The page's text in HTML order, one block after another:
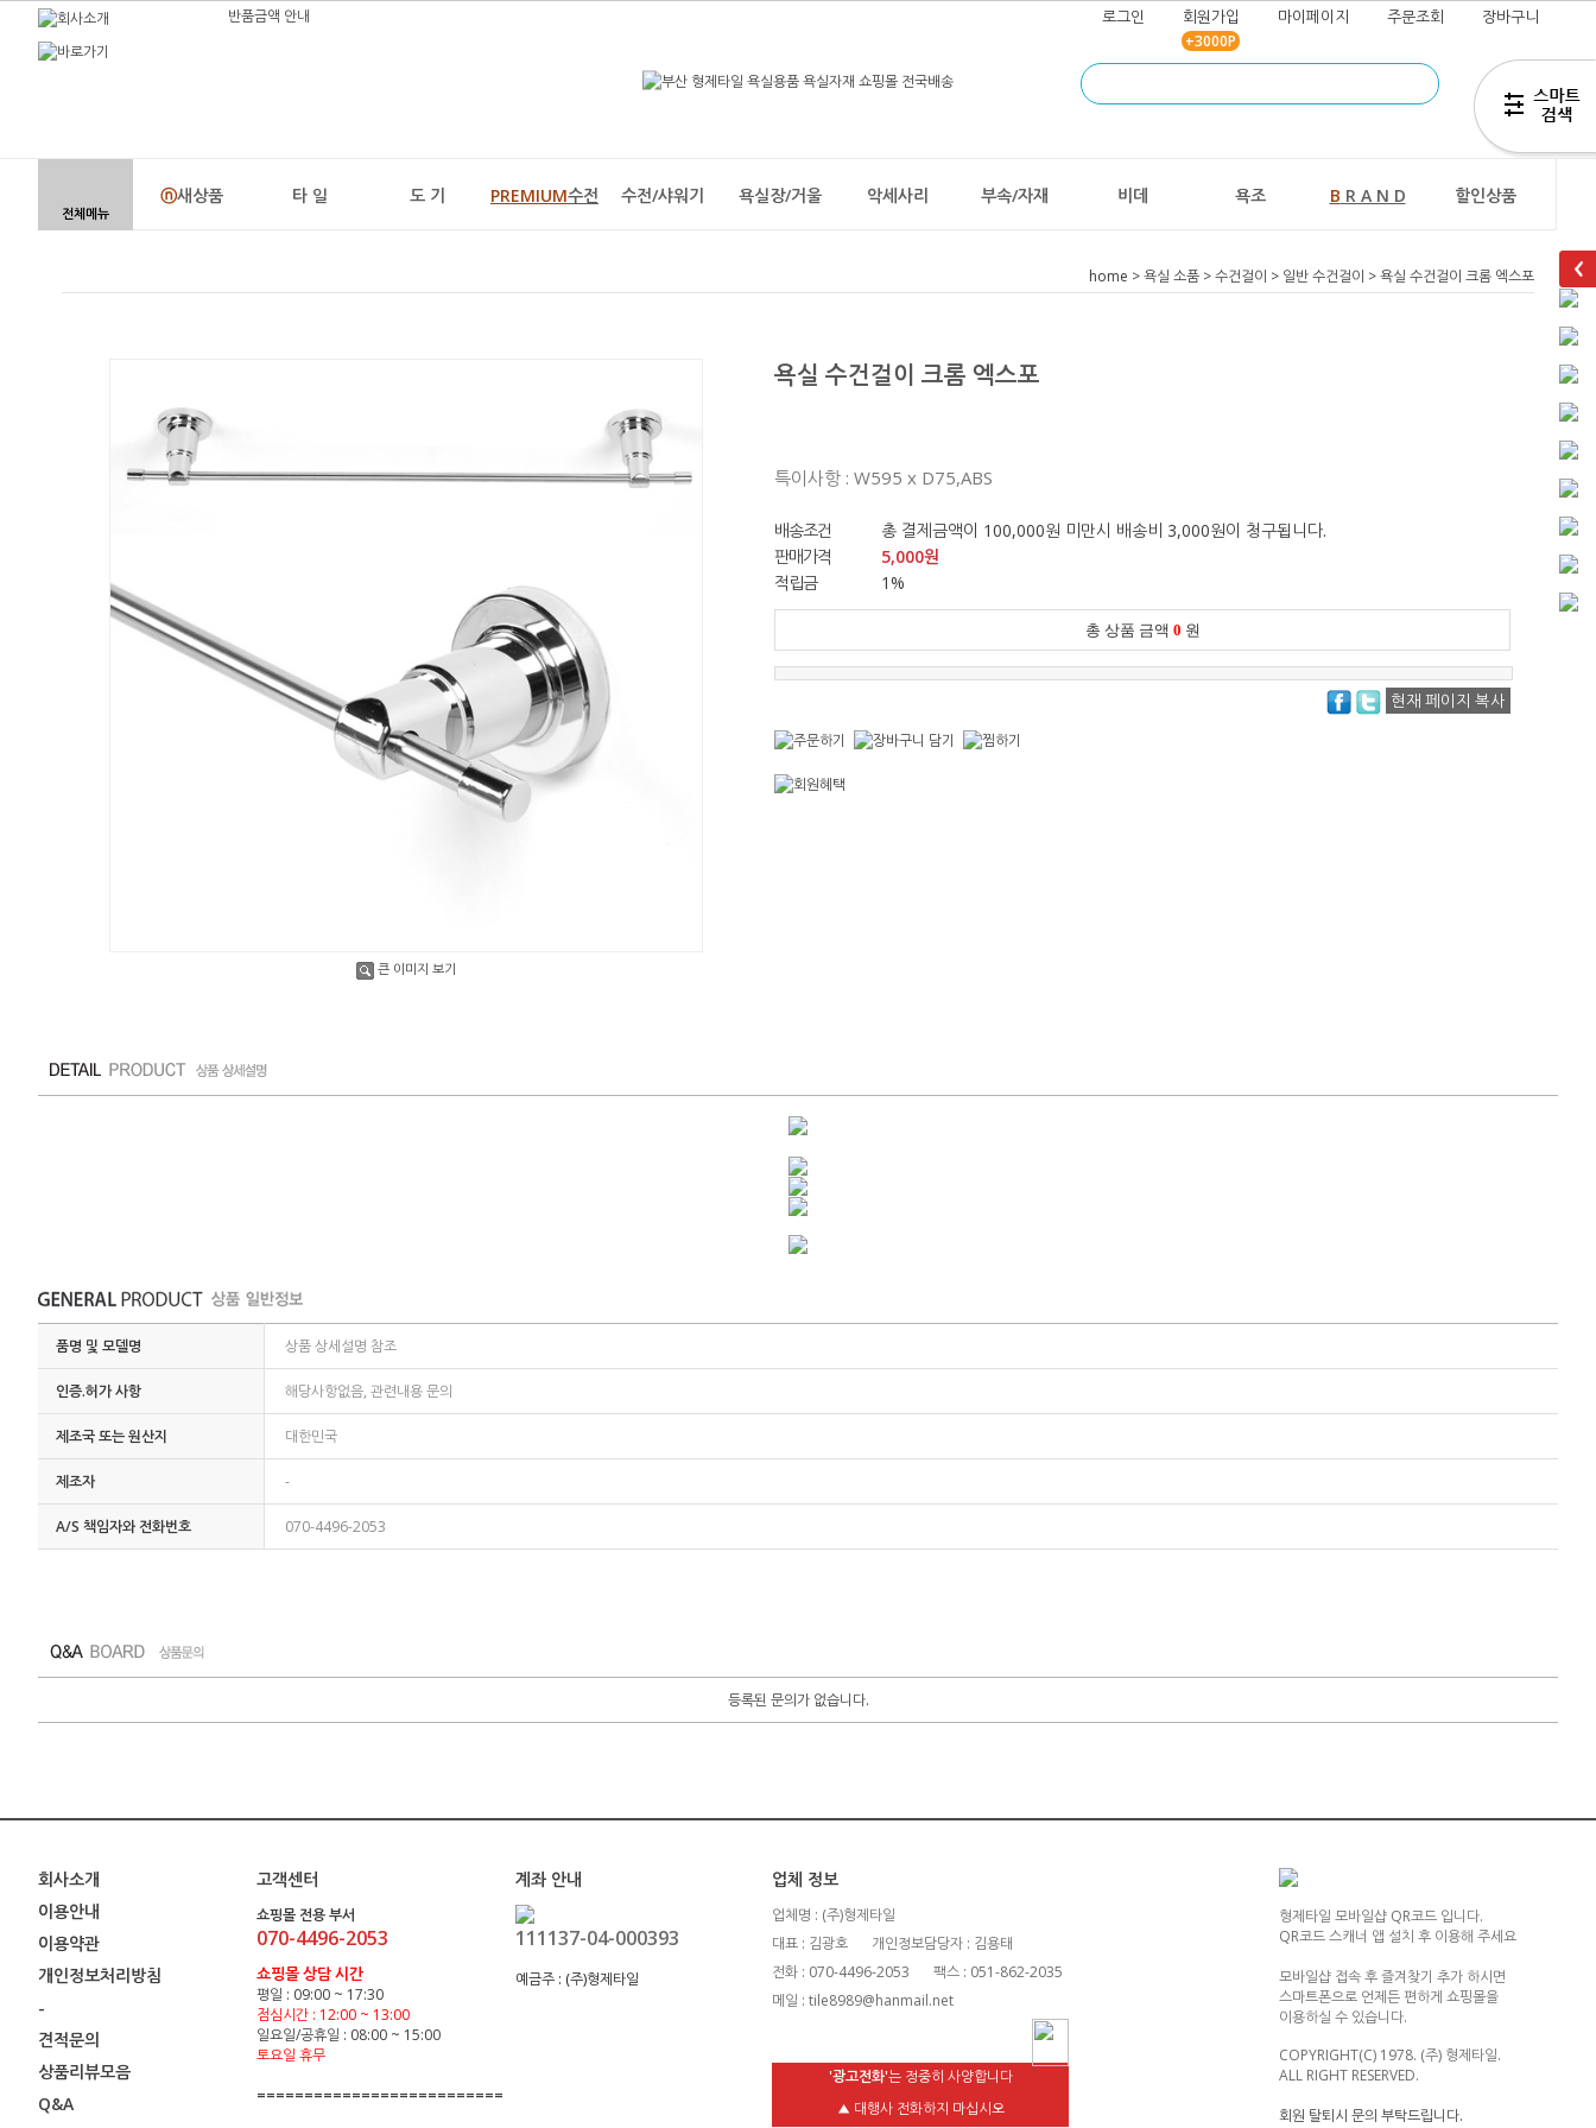
반품금액 안내 로그인 회원가입
+3000P
마이페이지 주문조회 장바구니
즐겨찾기
전체메뉴
ⓝ새상품 타 일 도 기 PREMIUM수전 수전/샤워기 욕실장/거울 악세사리 부속/자재 비데 욕조 B R A N D 할인상품
home >욕실 소품 >수건걸이 > 일반 수건걸이 > 욕실 수건걸이 크롬 엑스포
큰 이미지 보기
욕실 수건걸이 크롬 엑스포
특이사항 : W595 x D75,ABS
배송조건
총 결제금액이 100,000원 미만시 배송비 3,000원이 청구됩니다.
판매가격
5,000원
적립금
1%
총 상품 금액 0 원
현재 페이지 복사
품명 및 모델명 상품 상세설명 참조
인증.허가 사항 해당사항없음, 관련내용 문의
제조국 또는 원산지 대한민국
제조자 -
A/S 책임자와 전화번호 070-4496-2053
등록된 문의가 없습니다.
회사소개
이용안내
이용약관
개인정보처리방침
-
견적문의
상품리뷰모음
Q&A
고객센터
쇼핑몰 전용 부서
070-4496-2053
쇼핑몰 상담 시간
평일 : 09:00 ~ 17:30
점심시간 : 12:00 ~ 13:00
일요일/공휴일 : 08:00 ~ 15:00
토요일 휴무
==========================
계좌 안내
111137-04-000393
예금주 : (주)형제타일
업체 정보
업체명 : (주)형제타일
대표 : 김광호
개인정보담당자 : 김용태
전화 : 070-4496-2053
팩스 : 051-862-2035
메일 : tile8989@hanmail.net
'광고전화'는 정중히 사양합니다
▲ 대행사 전화하지 마십시오
형제타일 모바일샵 QR코드 입니다.
QR코드 스캐너 앱 설치 후 이용해 주세요
모바일샵 접속 후 즐겨찾기 추가 하시면
스마트폰으로 언제든 편하게 쇼핑몰을
이용하실 수 있습니다.
COPYRIGHT(C) 1978. (주) 형제타일.
ALL RIGHT RESERVED.
회원 탈퇴시 문의 부탁드립니다.